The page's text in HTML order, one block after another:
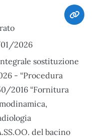
2026
sostituzione
- “Procedura
2016 “Fornitura
del bacino